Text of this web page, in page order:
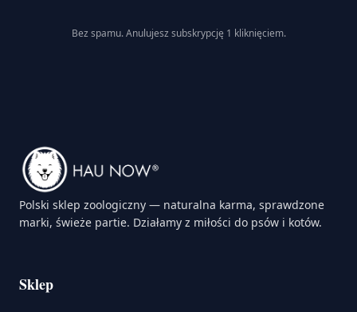
Bez spamu. Anulujesz subskrypcję 1 kliknięciem.
Polski sklep zoologiczny — naturalna karma, sprawdzone
marki, świeże partie. Działamy z miłości do psów i kotów.
Sklep